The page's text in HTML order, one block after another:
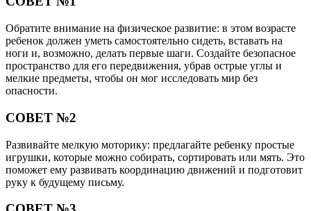
Обратите внимание на физическое развитие: в этом возрасте
ребенок должен уметь самостоятельно сидеть, вставать на
ноги и, возможно, делать первые шаги. Создайте безопасное
пространство для его передвижения, убрав острые углы и
мелкие предметы, чтобы он мог исследовать мир без
опасности.
СОВЕТ №2
Развивайте мелкую моторику: предлагайте ребенку простые
игрушки, которые можно собирать, сортировать или мять. Это
поможет ему развивать координацию движений и подготовит
руку к будущему письму.